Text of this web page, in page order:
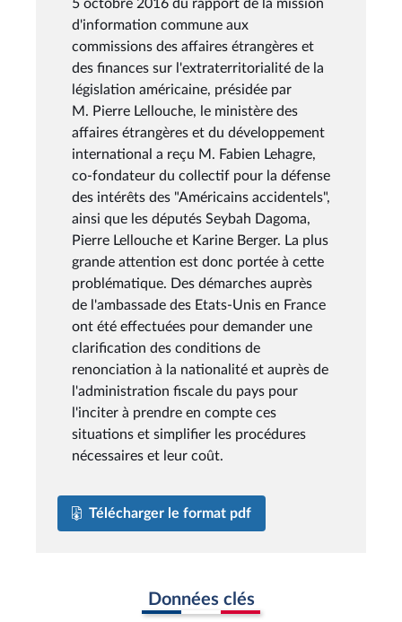
5 octobre 2016 du rapport de la mission
d'information commune aux
commissions des affaires étrangères et
des finances sur l'extraterritorialité de la
législation américaine, présidée par
M. Pierre Lellouche, le ministère des
affaires étrangères et du développement
international a reçu M. Fabien Lehagre,
co-fondateur du collectif pour la défense
des intérêts des "Américains accidentels",
ainsi que les députés Seybah Dagoma,
Pierre Lellouche et Karine Berger. La plus
grande attention est donc portée à cette
problématique. Des démarches auprès
de l'ambassade des Etats-Unis en France
ont été effectuées pour demander une
clarification des conditions de
renonciation à la nationalité et auprès de
l'administration fiscale du pays pour
l'inciter à prendre en compte ces
situations et simplifier les procédures
nécessaires et leur coût.
Télécharger le format pdf
Données clés